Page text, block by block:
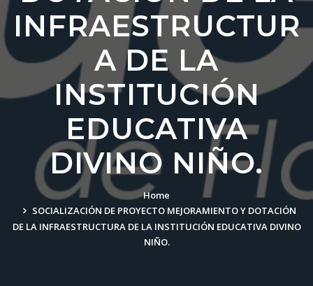
INFRAESTRUCTUR
A DE LA
INSTITUCIÓN
EDUCATIVA
DIVINO NIÑO.
Home
SOCIALIZACIÓN DE PROYECTO MEJORAMIENTO Y DOTACIÓN
DE LA INFRAESTRUCTURA DE LA INSTITUCIÓN EDUCATIVA DIVINO
NIÑO.